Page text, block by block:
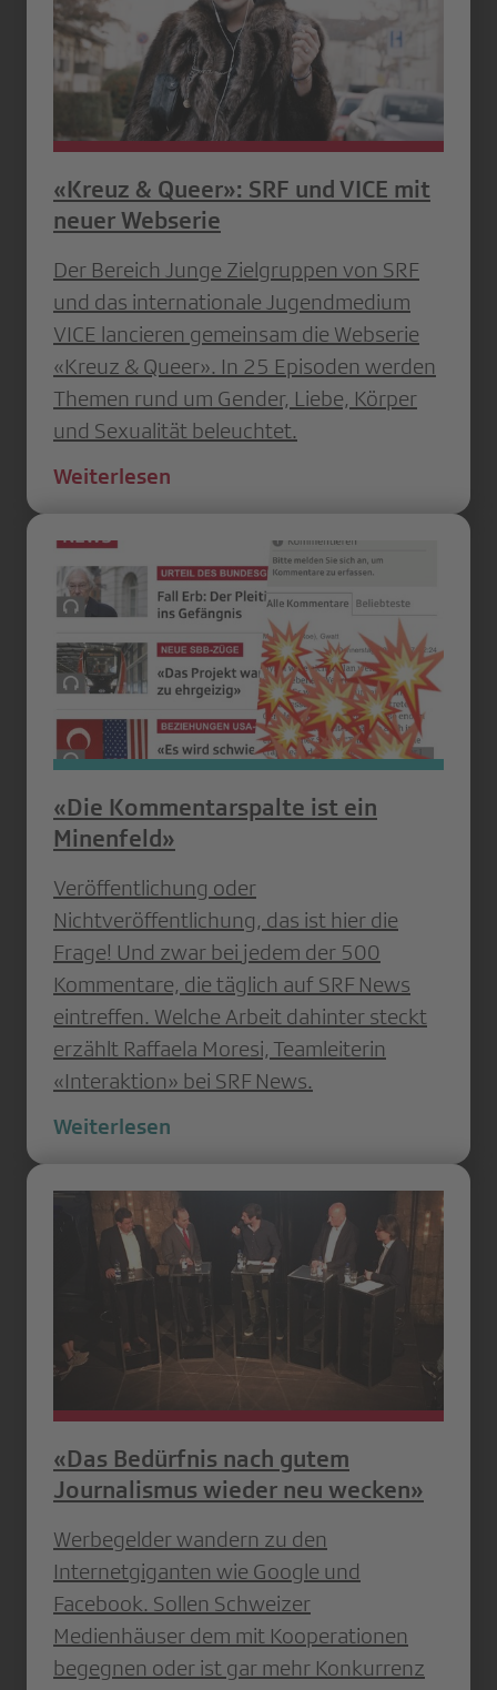
«Kreuz & Queer»: SRF und VICE mit
neuer Webserie
Der Bereich Junge Zielgruppen von SRF
und das internationale Jugendmedium
VICE lancieren gemeinsam die Webserie
«Kreuz & Queer». In 25 Episoden werden
Themen rund um Gender, Liebe, Körper
und Sexualität beleuchtet.
Weiterlesen
«Die Kommentarspalte ist ein
Minenfeld»
Veröffentlichung oder
Nichtveröffentlichung, das ist hier die
Frage! Und zwar bei jedem der 500
Kommentare, die täglich auf SRF News
eintreffen. Welche Arbeit dahinter steckt
erzählt Raffaela Moresi, Teamleiterin
«Interaktion» bei SRF News.
Weiterlesen
«Das Bedürfnis nach gutem
Journalismus wieder neu wecken»
Werbegelder wandern zu den
Internetgiganten wie Google und
Facebook. Sollen Schweizer
Medienhäuser dem mit Kooperationen
begegnen oder ist gar mehr Konkurrenz